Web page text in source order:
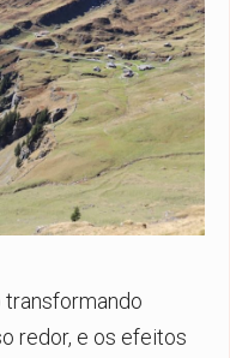
redor, e os efeitos